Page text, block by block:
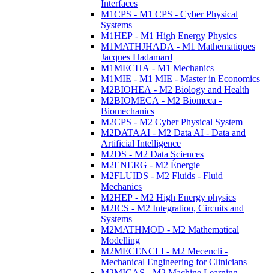
Interfaces
M1CPS - M1 CPS - Cyber Physical
Systems
M1HEP - M1 High Energy Physics
M1MATHJHADA - M1 Mathematiques
Jacques Hadamard
M1MECHA - M1 Mechanics
M1MIE - M1 MIE - Master in Economics
M2BIOHEA - M2 Biology and Health
M2BIOMECA - M2 Biomeca -
Biomechanics
M2CPS - M2 Cyber Physical System
M2DATAAI - M2 Data AI - Data and
Artificial Intelligence
M2DS - M2 Data Sciences
M2ENERG - M2 Énergie
M2FLUIDS - M2 Fluids - Fluid
Mechanics
M2HEP - M2 High Energy physics
M2ICS - M2 Integration, Circuits and
Systems
M2MATHMOD - M2 Mathematical
Modelling
M2MECENCLI - M2 Mecencli -
Mechanical Engineering for Clinicians